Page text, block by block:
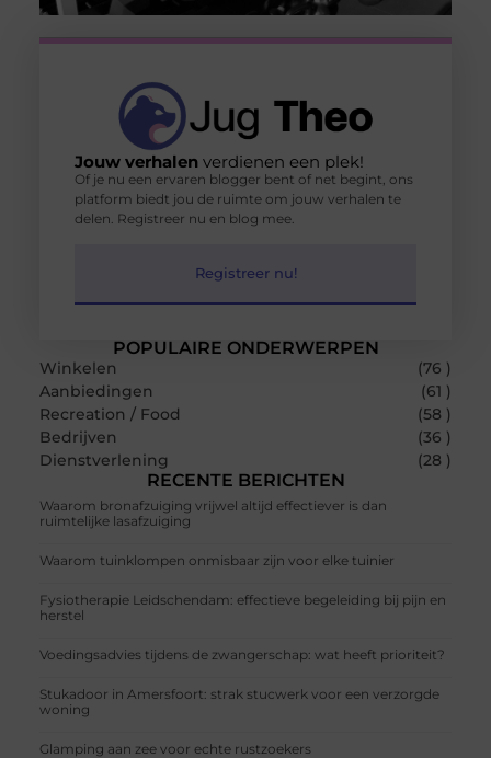
POPULAIRE ONDERWERPEN
Winkelen
(76 )
Aanbiedingen
(61 )
Recreation / Food
(58 )
Bedrijven
(36 )
Dienstverlening
(28 )
RECENTE BERICHTEN
Waarom bronafzuiging vrijwel altijd effectiever is dan
ruimtelijke lasafzuiging
Waarom tuinklompen onmisbaar zijn voor elke tuinier
Fysiotherapie Leidschendam: effectieve begeleiding bij pijn en
herstel
Voedingsadvies tijdens de zwangerschap: wat heeft prioriteit?
Stukadoor in Amersfoort: strak stucwerk voor een verzorgde
woning
Glamping aan zee voor echte rustzoekers
Jouw verhalenverdienen een plek!
Of je nu een ervaren blogger bent of net begint, ons
platform biedt jou de ruimte om jouw verhalen te
delen. Registreer nu en blog mee.
Registreer nu!